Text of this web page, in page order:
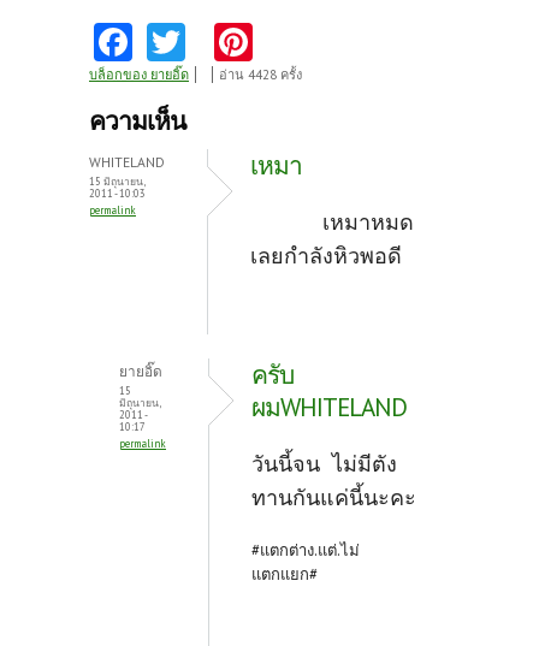
Fa
ce
b
o
o
k
w
itt
er
nt
es
t
บล็อกของ ยายอิ๊ด อ่าน 4428 ครั้ง
ความเห็น
WHITELAND
15 มิถุนายน,
2011 - 10:03
permalink
เหมา
เหมาหมด
เลยกำลังหิวพอดี
ยายอิ๊ด
15
มิถุนายน,
2011 -
10:17
permalink
ครับ
ผมWHITELAND
วันนี้จน ไม่มีตัง
ทานกันแค่นี้นะคะ
#แตกต่าง.แต่.ไม่
แตกแยก#